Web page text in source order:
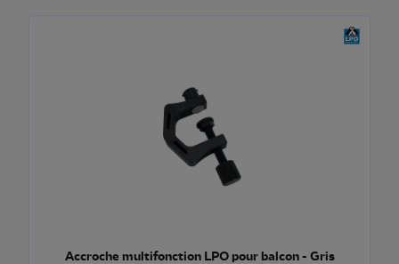
Accroche multifonction LPO pour balcon - Gris